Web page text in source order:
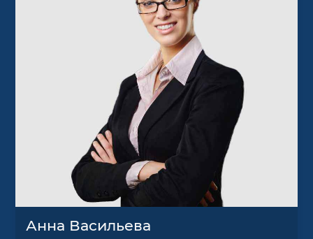
Анна Васильева